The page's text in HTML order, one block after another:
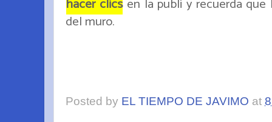
hacer clicsen la publi y recuerda que
del muro.
Posted by EL TIEMPO DE JAVIMO at